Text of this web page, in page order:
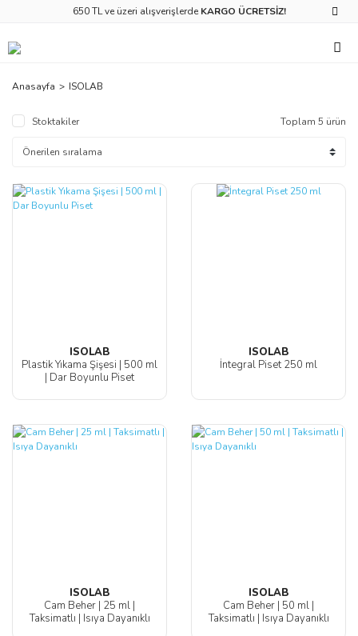
650 TL ve üzeri alışverişlerde KARGO ÜCRETSİZ!
Anasayfa ISOLAB
Stoktakiler Toplam 5 ürün
ISOLAB
Plastik Yıkama Şişesi | 500 ml
| Dar Boyunlu Piset
ISOLAB
İntegral Piset 250 ml
ISOLAB
Cam Beher | 25 ml |
Taksimatlı | Isıya Dayanıklı
ISOLAB
Cam Beher | 50 ml |
Taksimatlı | Isıya Dayanıklı